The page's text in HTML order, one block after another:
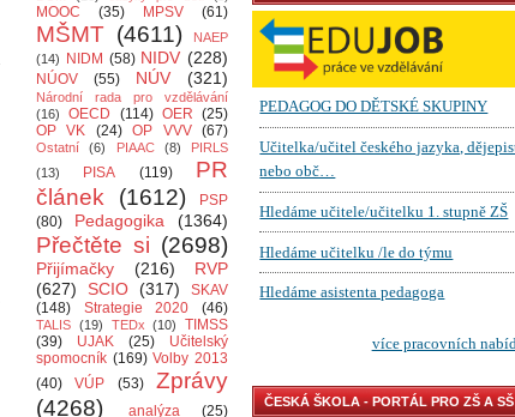
MOOC (35) MPSV (61)
MŠMT (4611)
NAEP
(14)
NIDM (58) NIDV (228)
NÚOV (55) NÚV (321)
Národní rada pro vzdělávání
(16)
OECD (114) OER (25)
OP VK
(24) OP VVV (67)
Ostatní (6) PIAAC (8)
PIRLS
(13)
PISA (119)
PR
článek
(1612)
PSP
(80)
Pedagogika (1364)
Přečtěte si (2698)
Přijímačky (216)
RVP
(627)
SCIO (317)
SKAV
(148)
Strategie 2020 (46)
TALIS (19) TEDx (10)
TIMSS
(39)
UJAK (25)
Učitelský
spomocník (169) Volby 2013
(40)
VÚP (53)
Zprávy
(4268)
analýza
(25)
ČESKÁ ŠKOLA - PORTÁL PRO ZŠ A SŠ